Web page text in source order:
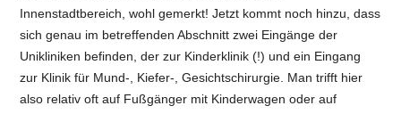
Innenstadtbereich, wohl gemerkt! Jetzt kommt noch hinzu, dass
sich genau im betreffenden Abschnitt zwei Eingänge der
Unikliniken befinden, der zur Kinderklinik (!) und ein Eingang
zur Klinik für Mund-, Kiefer-, Gesichtschirurgie. Man trifft hier
also relativ oft auf Fußgänger mit Kinderwagen oder auf